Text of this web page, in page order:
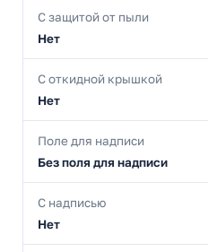
С защитой от пыли
Нет
С откидной крышкой
Нет
Поле для надписи
Без поля для надписи
С надписью
Нет